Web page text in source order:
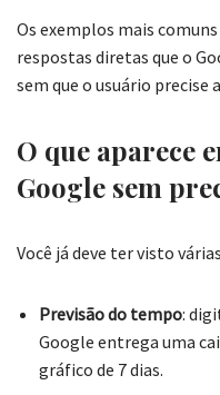
Os exemplos mais
respostas diretas que o
sem que o usuário precise
O que aparece
Google sem
Você já deve ter visto
Previsão do tempo:
Google entrega uma
gráfico de 7 dias.